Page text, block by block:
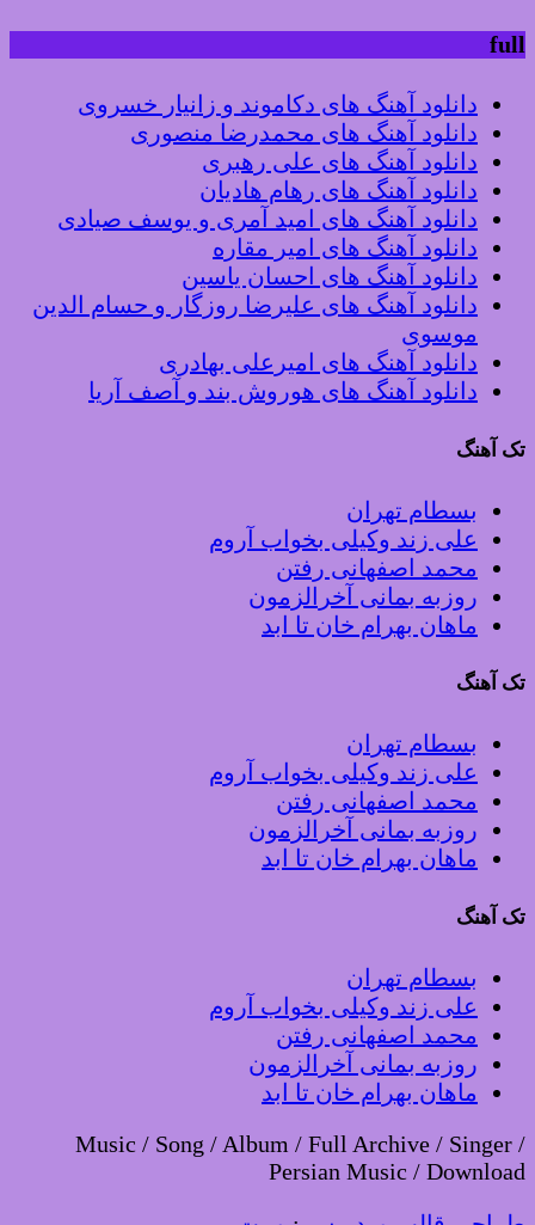
full
دانلود آهنگ های دکاموند و زانیار خسروی
دانلود آهنگ های محمدرضا منصوری
دانلود آهنگ های علی رهبری
دانلود آهنگ های رهام هادیان
دانلود آهنگ های امید آمری و یوسف صیادی
دانلود آهنگ های امیر مقاره
دانلود آهنگ های احسان یاسین
دانلود آهنگ های علیرضا روزگار و حسام الدین
موسوی
دانلود آهنگ های امیرعلی بهادری
دانلود آهنگ های هوروش بند و آصف آریا
تک آهنگ
بسطام تهران
علی زند وکیلی بخواب آروم
محمد اصفهانی رفتن
روزبه بمانی آخرالزمون
ماهان بهرام خان تا ابد
تک آهنگ
بسطام تهران
علی زند وکیلی بخواب آروم
محمد اصفهانی رفتن
روزبه بمانی آخرالزمون
ماهان بهرام خان تا ابد
تک آهنگ
بسطام تهران
علی زند وکیلی بخواب آروم
محمد اصفهانی رفتن
روزبه بمانی آخرالزمون
ماهان بهرام خان تا ابد
Music / Song / Album / Full Archive / Singer /
Persian Music / Download